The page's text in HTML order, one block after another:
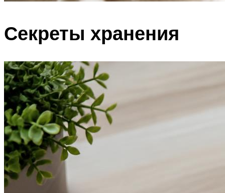
Секреты хранения